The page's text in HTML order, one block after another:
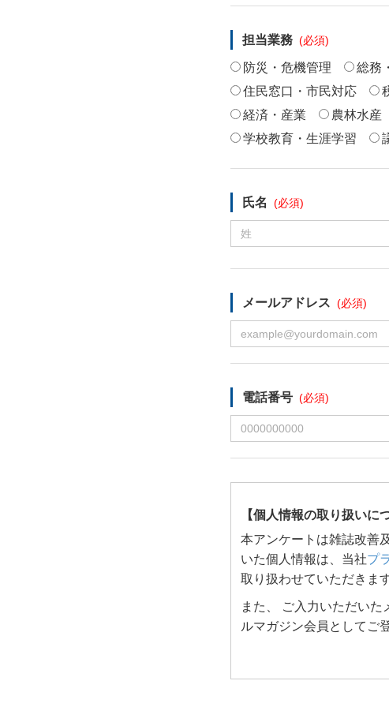
担当業務
防災・危機管理 総務
住民窓口・市民対応
経済・産業
農林水産
学校教育・生涯学習
氏名
メールアドレス
電話番号
【個人情報の取り扱いに
本アンケートは雑誌改善
いた個人情報は、当社プ
取り扱わせていただきます
また、 ご入力いただい
ルマガジン会員としてご